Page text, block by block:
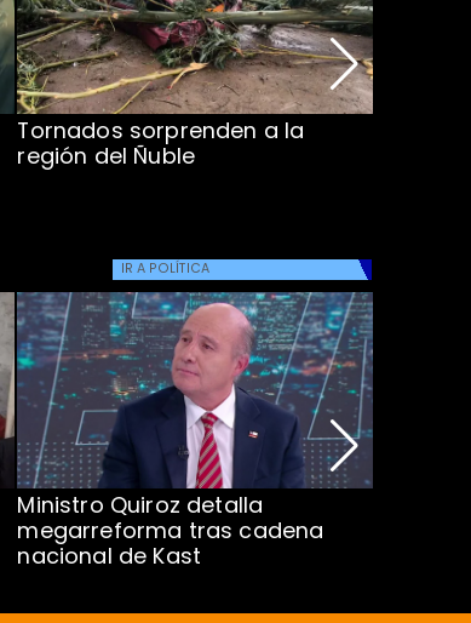
Tornados sorprenden a la
región del Ñuble
IR A POLÍTICA
Ministro Quiroz detalla
megarreforma tras cadena
nacional de Kast